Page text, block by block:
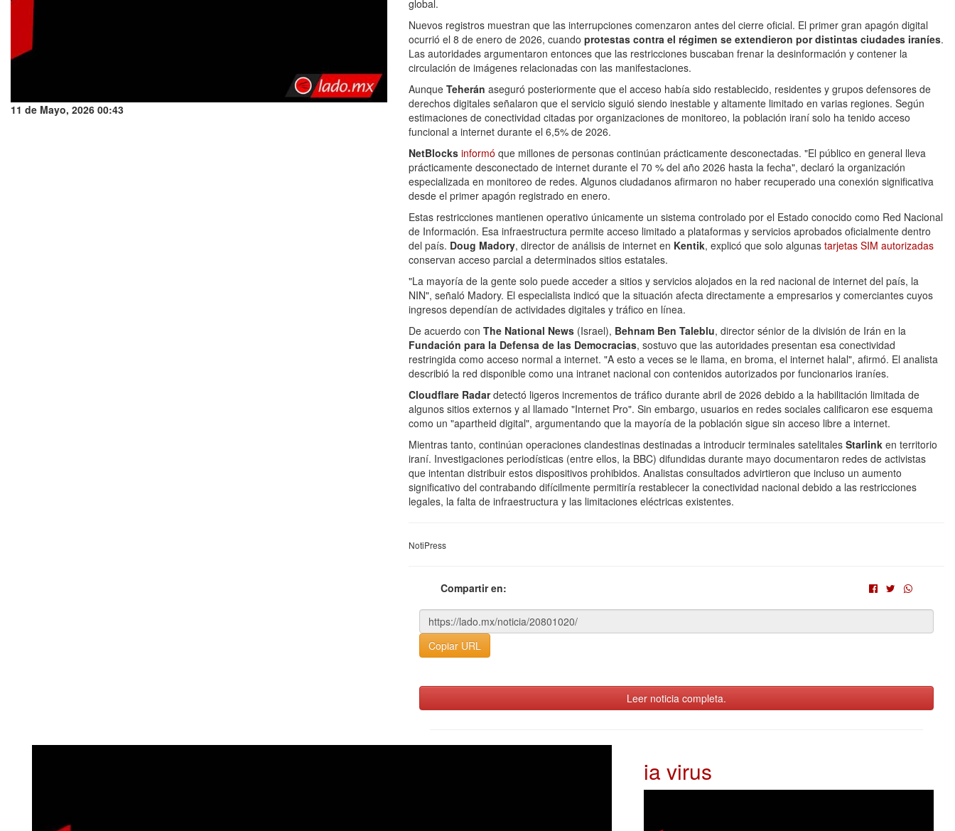
11 de Mayo, 2026 00:43
global.
Nuevos registros muestran que las interrupciones comenzaron antes del cierre oficial. El primer gran apagón digital
ocurrió el 8 de enero de 2026, cuando protestas contra el régimen se extendieron por distintas ciudades iraníes.
Las autoridades argumentaron entonces que las restricciones buscaban frenar la desinformación y contener la
circulación de imágenes relacionadas con las manifestaciones.
Aunque Teherán aseguró posteriormente que el acceso había sido restablecido, residentes y grupos defensores de
derechos digitales señalaron que el servicio siguió siendo inestable y altamente limitado en varias regiones. Según
estimaciones de conectividad citadas por organizaciones de monitoreo, la población iraní solo ha tenido acceso
funcional a internet durante el 6,5% de 2026.
NetBlocks informó que millones de personas continúan prácticamente desconectadas. "El público en general lleva
prácticamente desconectado de internet durante el 70 % del año 2026 hasta la fecha", declaró la organización
especializada en monitoreo de redes. Algunos ciudadanos afirmaron no haber recuperado una conexión significativa
desde el primer apagón registrado en enero.
Estas restricciones mantienen operativo únicamente un sistema controlado por el Estado conocido como Red Nacional
de Información. Esa infraestructura permite acceso limitado a plataformas y servicios aprobados oficialmente dentro
del país. Doug Madory, director de análisis de internet en Kentik, explicó que solo algunas tarjetas SIM autorizadas
conservan acceso parcial a determinados sitios estatales.
"La mayoría de la gente solo puede acceder a sitios y servicios alojados en la red nacional de internet del país, la
NIN", señaló Madory. El especialista indicó que la situación afecta directamente a empresarios y comerciantes cuyos
ingresos dependían de actividades digitales y tráfico en línea.
De acuerdo con The National News (Israel), Behnam Ben Taleblu, director sénior de la división de Irán en la
Fundación para la Defensa de las Democracias, sostuvo que las autoridades presentan esa conectividad
restringida como acceso normal a internet. "A esto a veces se le llama, en broma, el internet halal", afirmó. El analista
describió la red disponible como una intranet nacional con contenidos autorizados por funcionarios iraníes.
Cloudflare Radardetectó ligeros incrementos de tráfico durante abril de 2026 debido a la habilitación limitada de
algunos sitios externos y al llamado "Internet Pro". Sin embargo, usuarios en redes sociales calificaron ese esquema
como un "apartheid digital", argumentando que la mayoría de la población sigue sin acceso libre a internet.
Mientras tanto, continúan operaciones clandestinas destinadas a introducir terminales satelitales Starlink en territorio
iraní. Investigaciones periodísticas (entre ellos, la BBC) difundidas durante mayo documentaron redes de activistas
que intentan distribuir estos dispositivos prohibidos. Analistas consultados advirtieron que incluso un aumento
significativo del contrabando difícilmente permitiría restablecer la conectividad nacional debido a las restricciones
legales, la falta de infraestructura y las limitaciones eléctricas existentes.
NotiPress
Compartir en:
Copiar URL
Leer noticia completa.
ia virus